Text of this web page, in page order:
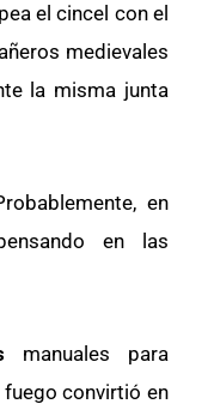
el cincel con el
medievales
la misma junta
en
en las
manuales para
convirtió en